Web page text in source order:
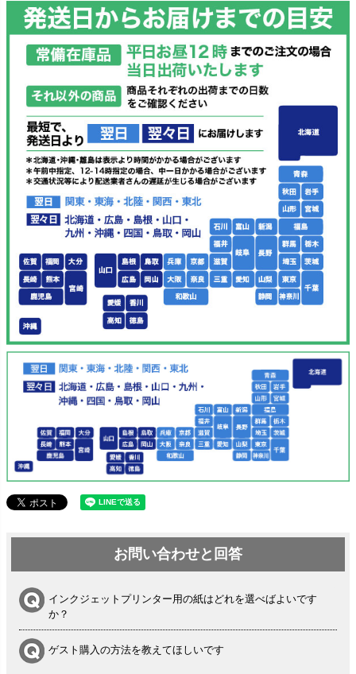
お問い合わせと回答
インクジェットプリンター用の紙はどれを選べばよいです
か？
ゲスト購入の方法を教えてほしいです